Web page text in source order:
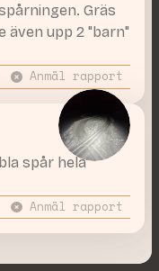
Gräs
även upp 2 "barn"
Anmäl rapport
spår hela
Anmäl rapport